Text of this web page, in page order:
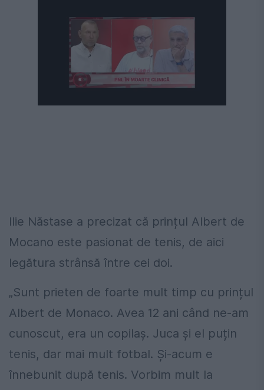
Ilie Năstase a precizat că prințul Albert de
Mocano este pasionat de tenis, de aici
legătura strânsă între cei doi.
„Sunt prieten de foarte mult timp cu prințul
Albert de Monaco. Avea 12 ani când ne-am
cunoscut, era un copilaș. Juca și el puțin
tenis, dar mai mult fotbal. Și-acum e
înnebunit după tenis. Vorbim mult la